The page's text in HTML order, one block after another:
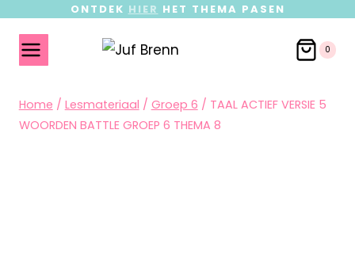
ONTDEK HIER HET THEMA PASEN
0
Home / Lesmateriaal / Groep 6 / TAAL ACTIEF VERSIE 5
WOORDEN BATTLE GROEP 6 THEMA 8